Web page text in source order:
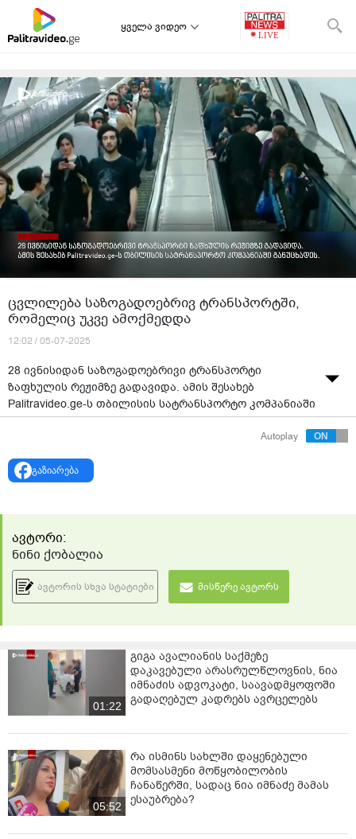
ყველა ვიდეო
ცვლილება საზოგადოებრივ ტრანსპორტში,
რომელიც უკვე ამოქმედდა
12:02 / 05-07-2025
28 ივნისიდან საზოგადოებრივი ტრანსპორტი
ზაფხულის რეჟიმზე გადავიდა. ამის შესახებ
Palitravideo.ge-ს თბილისის სატრანსპორტო კომპანიაში
განუცხადეს.
წინა წლებში, დაახლოებით, 15 სექტემბრამდე
შენარჩუნდება.
საზაფხულო რეჟიმზე გადასვლის შემდეგ შემცირდება
ავტობუსების და სამარშრუტო ტაქსების რაოდენობა,
რაც სტანდარტული პროცედურაა და ყოველწლიურად
მგზავრთნაკადის შემცირების გამო ხდება.
შესაბამისად, ტრანსპორტის რაოდენობის შემცირების
გაიზრდება.
Autoplay
გაზიარება
ავტორი:
ნინი ქობალია
ავტორის სხვა სტატიები მისწერე ავტორს
01:22
გიგა ავალიანის საქმეზე
დაკავებული არასრულწლოვნის, ნია
იმნაძის ადვოკატი, საავადმყოფოში
გადაღებულ კადრებს ავრცელებს
05:52
რა ისმინს სახლში დაყენებული
მომსასმენი მოწყობილობის
ჩანაწერში, სადაც ნია იმნაძე მამას
ესაუბრება?